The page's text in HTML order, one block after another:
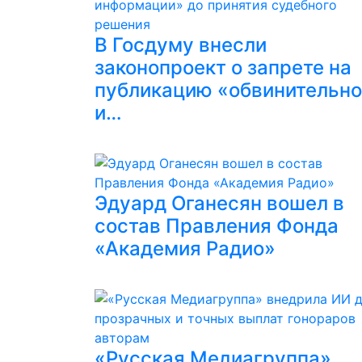
В Госдуму внесли
законопроект о запрете на
публикацию
и…
Эдуард Оганесян вошел в
состав Правления Фонда
«Академия Радио»